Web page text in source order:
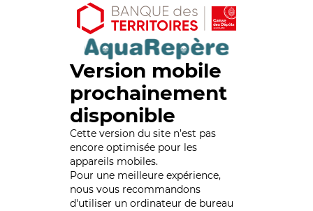
Version mobile
prochainement
disponible
Cette version du site n’est pas
encore optimisée pour les
appareils mobiles.
Pour une meilleure expérience,
nous vous recommandons
d'utiliser un ordinateur de bureau